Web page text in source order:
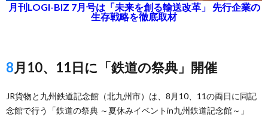
月刊LOGI-BIZ 7月号は「未来を創る輸送改革」 先行企業の
生存戦略を徹底取材
8月10、11日に「鉄道の祭典」開催
JR貨物と九州鉄道記念館（北九州市）は、8月10、11の両日に同記
念館で行う「鉄道の祭典 ～夏休みイベントin九州鉄道記念館～」